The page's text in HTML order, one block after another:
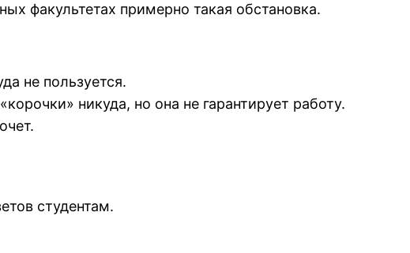
факультетах примерно такая обстановка.
не пользуется.
никуда, но она не гарантирует работу.
студентам.